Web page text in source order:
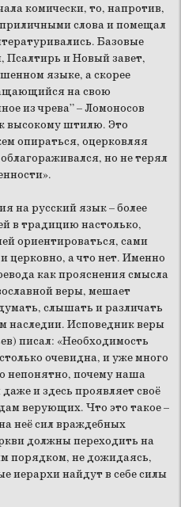
комически, то, напротив,
слова и помещал
Базовые
Псалтирь и Новый завет,
языке, а скорее
на свою
из чрева” – Ломоносов
высокому штилю. Это
опираться, оцерковляя
но не терял
на русский язык – более
в традицию настолько,
ориентироваться, сами
церковно, а что нет. Именно
как прояснения смысла
веры, мешает
слышать и различать
наследии. Исповедник веры
писал: «Необходимость
очевидна, и уже много
непонятно, почему наша
и здесь проявляет своё
верующих. Что это такое –
неё сил враждебных
должны переходить на
порядком, не дожидаясь,
иерархи найдут в себе силы